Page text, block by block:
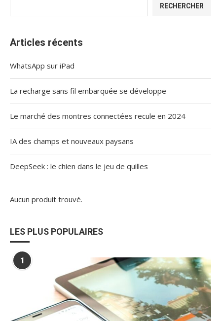
RECHERCHER
Articles récents
WhatsApp sur iPad
La recharge sans fil embarquée se développe
Le marché des montres connectées recule en 2024
IA des champs et nouveaux paysans
DeepSeek : le chien dans le jeu de quilles
Aucun produit trouvé.
LES PLUS POPULAIRES
1